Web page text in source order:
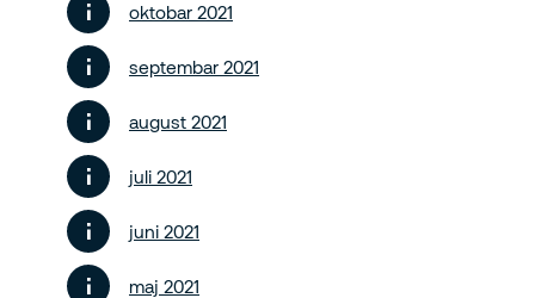
oktobar 2021
septembar 2021
august 2021
juli 2021
juni 2021
maj 2021